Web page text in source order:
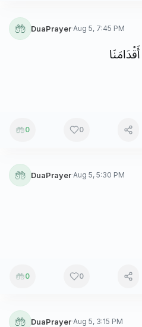
DuaPrayer·Aug 5, 7:45 PM
أَقْدَامَنَا
0 0
DuaPrayer·Aug 5, 5:30 PM
0 0
DuaPrayer·Aug 5, 3:15 PM